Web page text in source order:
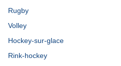
Rugby
Volley
Hockey-sur-glace
Rink-hockey